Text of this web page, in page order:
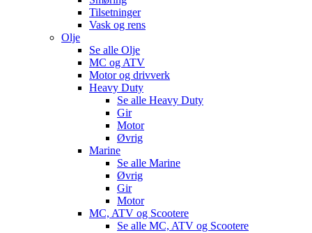
Tilsetninger
Vask og rens
Olje
Se alle Olje
MC og ATV
Motor og drivverk
Heavy Duty
Se alle Heavy Duty
Gir
Motor
Øvrig
Marine
Se alle Marine
Øvrig
Gir
Motor
MC, ATV og Scootere
Se alle MC, ATV og Scootere